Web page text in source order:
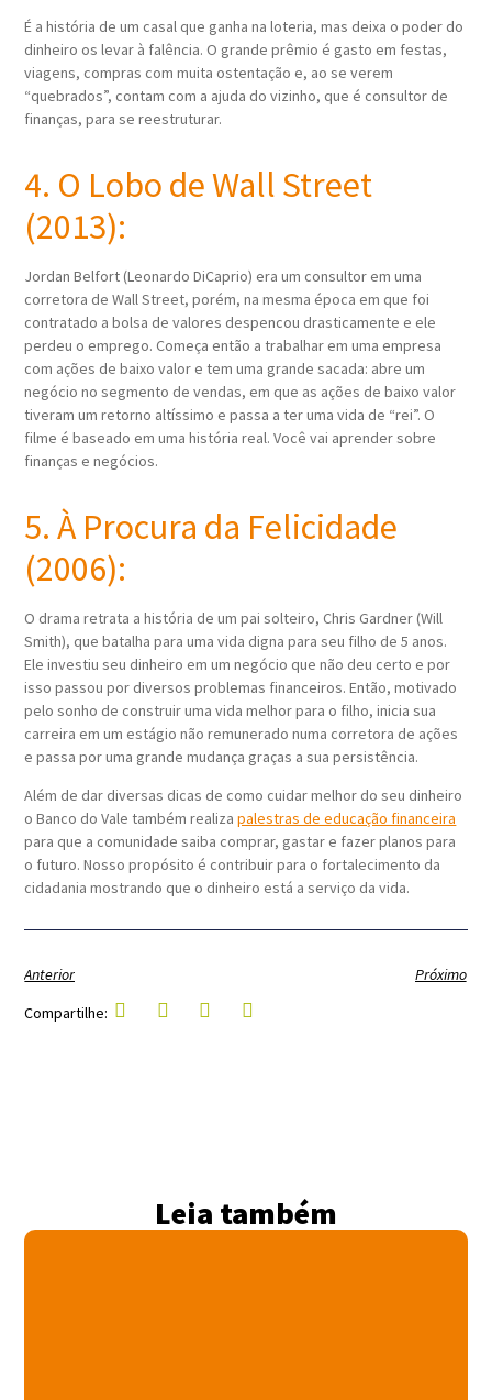
É a história de um casal que ganha na loteria, mas deixa o poder do
dinheiro os levar à falência. O grande prêmio é gasto em festas,
viagens, compras com muita ostentação e, ao se verem
“quebrados”, contam com a ajuda do vizinho, que é consultor de
finanças, para se reestruturar.
4. O Lobo de Wall Street
(2013):
Jordan Belfort (Leonardo DiCaprio) era um consultor em uma
corretora de Wall Street, porém, na mesma época em que foi
contratado a bolsa de valores despencou drasticamente e ele
perdeu o emprego. Começa então a trabalhar em uma empresa
com ações de baixo valor e tem uma grande sacada: abre um
negócio no segmento de vendas, em que as ações de baixo valor
tiveram um retorno altíssimo e passa a ter uma vida de “rei”. O
filme é baseado em uma história real. Você vai aprender sobre
finanças e negócios.
5. À Procura da Felicidade
(2006):
O drama retrata a história de um pai solteiro, Chris Gardner (Will
Smith), que batalha para uma vida digna para seu filho de 5 anos.
Ele investiu seu dinheiro em um negócio que não deu certo e por
isso passou por diversos problemas financeiros. Então, motivado
pelo sonho de construir uma vida melhor para o filho, inicia sua
carreira em um estágio não remunerado numa corretora de ações
e passa por uma grande mudança graças a sua persistência.
Além de dar diversas dicas de como cuidar melhor do seu dinheiro
o Banco do Vale também realizapalestras de educação financeira
para que a comunidade saiba comprar, gastar e fazer planos para
o futuro. Nosso propósito é contribuir para o fortalecimento da
cidadania mostrando que o dinheiro está a serviço da vida.
Anterior
Próximo
Compartilhe:
Leia também